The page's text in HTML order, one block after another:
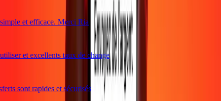
et efficace. Merci Ria
et excellents taux de change
sont rapides et sécurisés